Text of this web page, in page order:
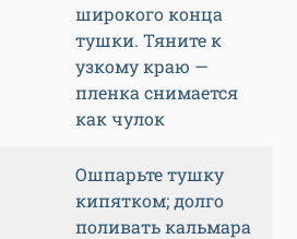
широкого конца
тушки. Тяните к
узкому краю —
пленка снимается
как чулок
Ошпарьте тушку
кипятком; долго
поливать кальмара